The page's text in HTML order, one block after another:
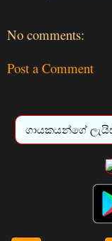
No comments:
Post a Comment